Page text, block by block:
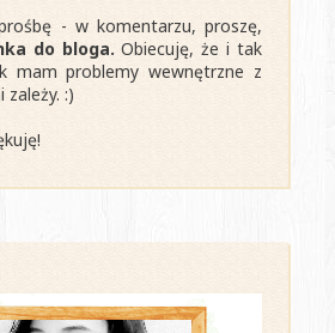
- w komentarzu, proszę,
do bloga. Obiecuję, że i tak
mam problemy wewnętrzne z
zależy. :)